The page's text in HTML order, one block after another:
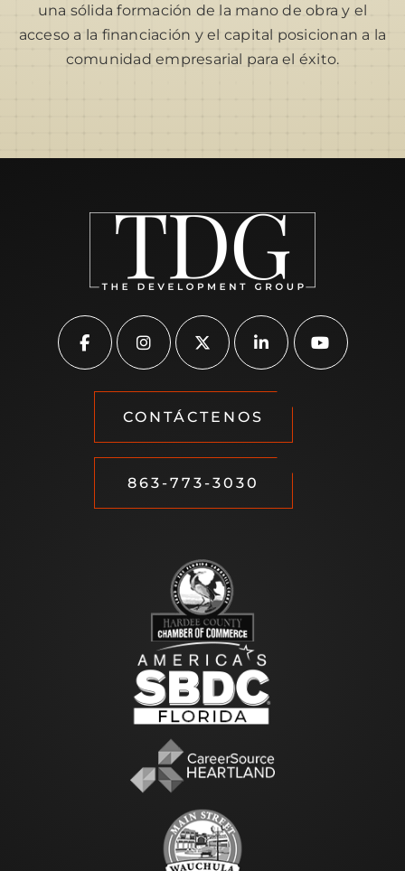
una sólida formación de la mano de obra y el
acceso a la financiación y el capital posicionan a la
comunidad empresarial para el éxito.
CONTÁCTENOS
863-773-3030